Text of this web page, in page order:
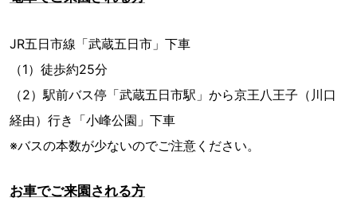
JR五日市線「武蔵五日市」下車
（1）徒歩約25分
（2）駅前バス停「武蔵五日市駅」から京王八王子（川口
経由）行き「小峰公園」下車
※バスの本数が少ないのでご注意ください。
お車でご来園される方